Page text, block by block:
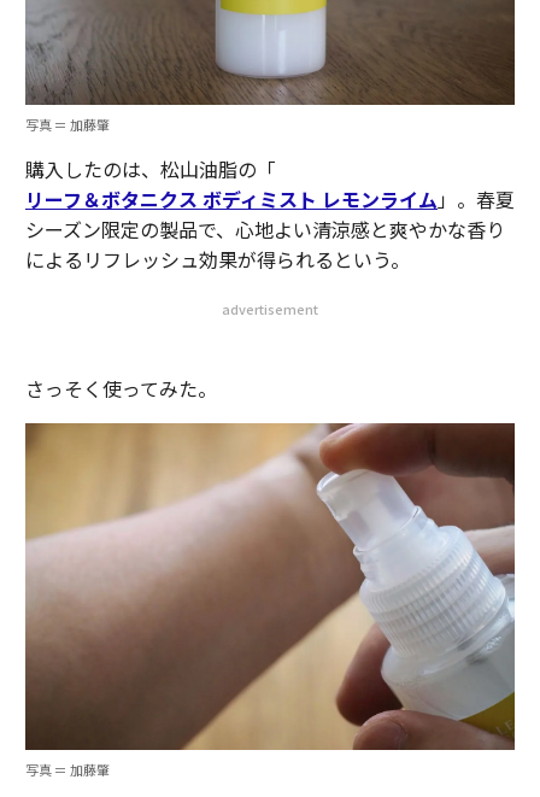
写真 ＝ 加藤肇
購入したのは、松山油脂の「
リーフ＆ボタニクス ボディミスト レモンライム」。春夏
シーズン限定の製品で、心地よい清涼感と爽やかな香り
によるリフレッシュ効果が得られるという。
advertisement
さっそく使ってみた。
写真 ＝ 加藤肇